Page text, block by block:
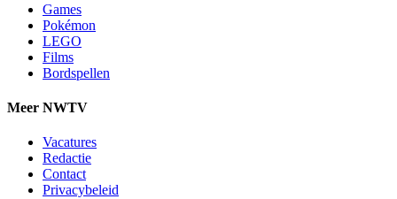
Games
Pokémon
LEGO
Films
Bordspellen
Meer NWTV
Vacatures
Redactie
Contact
Privacybeleid